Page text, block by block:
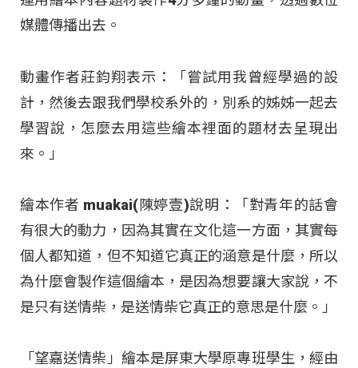
媒體傳播出去。
動畫作者莊鈞翔表示：「嘗試用我曾經學過的設
計，然後去跟我們學校系外的，別系的姊姊一起去
學習說，怎麼去用這些繪本裡面的題材去呈現出
來。」
繪本作者 muakai(陳婷壹)說明：「對青年的話會
有很大的動力，因為其實在文化這一方面，其實每
個人都知道，但不知道它真正的涵意是什麼，所以
為什麼會製作這個繪本，是因為想要讓大家說，不
是只有送情柴，是送情柴它真正的意思是什麼。」
「望嘉送情柴」繪本是屏東大學原專班學生，經由